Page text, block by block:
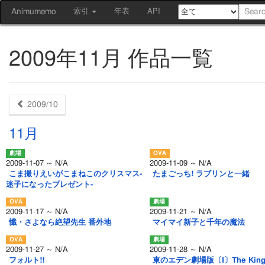
Animumemo 索引 年表 API
2009年11月 作品一覧
2009/10
11月
2009-11-07 ～ N/A
こま撮りえいがこまねこのクリスマス-
迷子になったプレゼント-
2009-11-09 ～ N/A
たまごっち! ラブリンと一緒
2009-11-17 ～ N/A
懺・さよなら絶望先生 番外地
2009-11-21 ～ N/A
マイマイ新子と千年の魔法
2009-11-27 ～ N/A
フォルト!!
2009-11-28 ～ N/A
東のエデン劇場版〔Ⅰ〕The